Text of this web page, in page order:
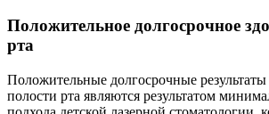
Положительное долгосрочное
рта
Положительные долгосрочные результаты
полости рта являются результатом